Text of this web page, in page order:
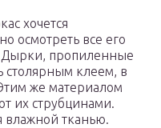
хочется
осмотреть все его
Дырки, пропиленные
столярным клеем, в
же материалом
их струбцинами.
влажной тканью.